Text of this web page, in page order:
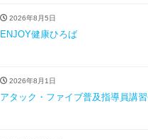
2026年8月5日
ENJOY健康ひろば
2026年8月1日
アタック・ファイブ普及指導員講